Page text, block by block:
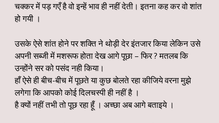
चक्कर में पड़ गएँ है वो इन्हें भाव ही नहीं देती। इतना कह कर वो शांत
हो गयी ।
उसके ऐसे शांत होने पर शक्ति ने थोड़ी देर इंतजार किया लेकिन उसे
अपनी सब्जी में मशरूफ होता देख आगे पूछा – फिर ? मतलब कि
उन्होंने सर को पसंद नही किया।
हाँ ऐसे ही बीच-बीच में पूछते या कुछ बोलते रहा कीजिये वरना मुझे
लगेगा कि आपको कोई दिलचस्पी ही नहीं है ।
है क्यों नहीं तभी तो पूछ रहा हूँ । अच्छा अब आगे बताइये ।